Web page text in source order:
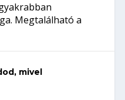
Megtalálható a
mivel